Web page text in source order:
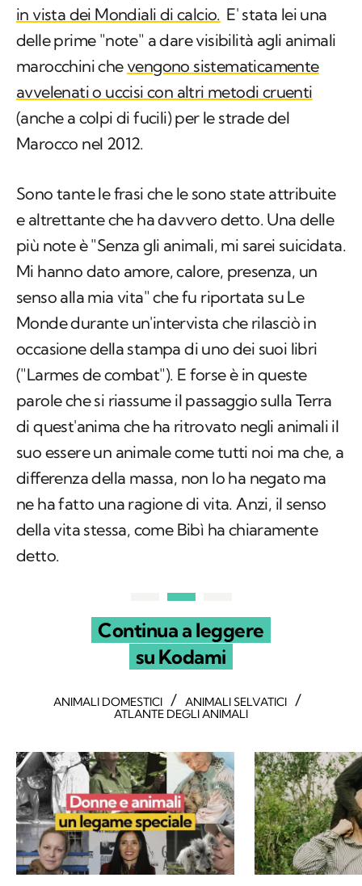
in vista dei Mondiali di calcio. E' stata lei una
delle prime "note" a dare visibilità agli animali
marocchini che vengono sistematicamente
avvelenati o uccisi con altri metodi cruenti
(anche a colpi di fucili) per le strade del
Marocco nel 2012.
Sono tante le frasi che le sono state attribuite
e altrettante che ha davvero detto. Una delle
più note è "Senza gli animali, mi sarei suicidata.
Mi hanno dato amore, calore, presenza, un
senso alla mia vita" che fu riportata su Le
Monde durante un'intervista che rilasciò in
occasione della stampa di uno dei suoi libri
("Larmes de combat"). E forse è in queste
parole che si riassume il passaggio sulla Terra
di quest'anima che ha ritrovato negli animali il
suo essere un animale come tutti noi ma che, a
differenza della massa, non lo ha negato ma
ne ha fatto una ragione di vita. Anzi, il senso
della vita stessa, come Bibì ha chiaramente
detto.
Continua a leggere
su Kodami
ANIMALI DOMESTICI / ANIMALI SELVATICI /
ATLANTE DEGLI ANIMALI